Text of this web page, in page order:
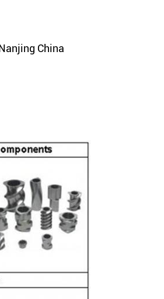
China